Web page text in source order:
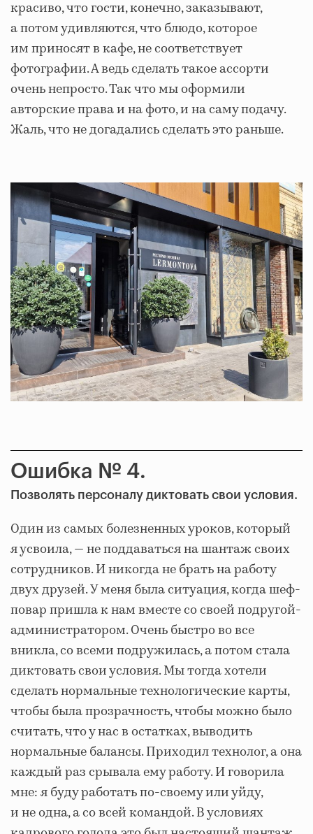
красиво, что гости, конечно, заказывают,
а потом удивляются, что блюдо, которое
им приносят в кафе, не соответствует
фотографии. А ведь сделать такое ассорти
очень непросто. Так что мы оформили
авторские права и на фото, и на саму подачу.
Жаль, что не догадались сделать это раньше.
Ошибка № 4.
Позволять персоналу диктовать свои условия.
Один из самых болезненных уроков, который
я усвоила, — не поддаваться на шантаж своих
сотрудников. И никогда не брать на работу
двух друзей. У меня была ситуация, когда шеф-
повар пришла к нам вместе со своей подругой-
администратором. Очень быстро во все
вникла, со всеми подружилась, а потом стала
диктовать свои условия. Мы тогда хотели
сделать нормальные технологические карты,
чтобы была прозрачность, чтобы можно было
считать, что у нас в остатках, выводить
нормальные балансы. Приходил технолог, а она
каждый раз срывала ему работу. И говорила
мне: я буду работать по-своему или уйду,
и не одна, а со всей командой. В условиях